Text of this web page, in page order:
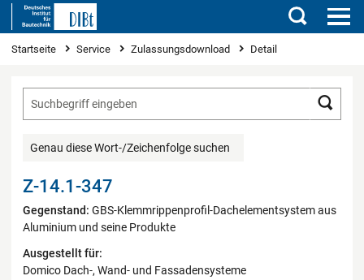
Suchen
Sie sind hier
Startseite Service Zulassungsdownload Detail
Genau diese Wort-/Zeichenfolge suchen
Z-14.1-347
Gegenstand: GBS-Klemmrippenprofil-Dachelementsystem aus
Aluminium und seine Produkte
Ausgestellt für:
Domico Dach-, Wand- und Fassadensysteme